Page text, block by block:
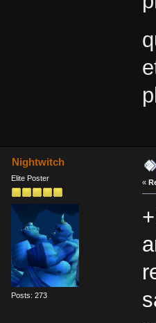
Nightwitch
Elite Poster
Posts: 273
«